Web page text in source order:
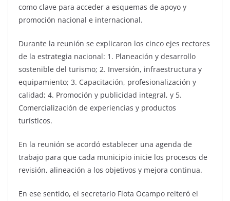
como clave para acceder a esquemas de apoyo y
promoción nacional e internacional.
Durante la reunión se explicaron los cinco ejes rectores
de la estrategia nacional: 1. Planeación y desarrollo
sostenible del turismo; 2. Inversión, infraestructura y
equipamiento; 3. Capacitación, profesionalización y
calidad; 4. Promoción y publicidad integral, y 5.
Comercialización de experiencias y productos
turísticos.
En la reunión se acordó establecer una agenda de
trabajo para que cada municipio inicie los procesos de
revisión, alineación a los objetivos y mejora continua.
En ese sentido, el secretario Flota Ocampo reiteró el